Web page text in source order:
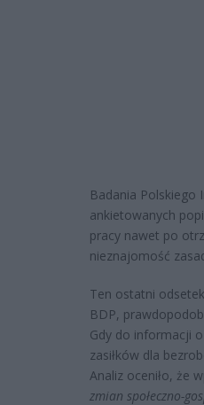
Badania Polskiego
ankietowanych
pracy nawet po
nieznajomość
Ten ostatni
BDP,
Gdy do informacji
zasiłków dla
Analiz oceniło, że
zmian społeczno-